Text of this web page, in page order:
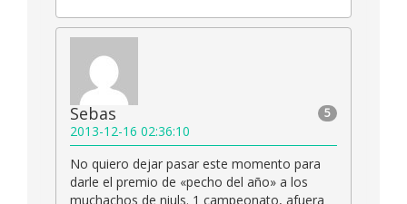
5
Sebas
2013-12-16 02:36:10
No quiero dejar pasar este momento para
darle el premio de «pecho del año» a los
muchachos de niuls. 1 campeonato, afuera